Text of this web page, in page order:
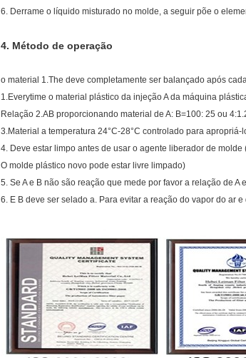
6. Derrame o líquido misturado no molde, a seguir põe o
4. Método de operação
o material 1.The deve completamente ser balançado após
1.Everytime o material plástico da injeção A da máquina
Relação 2.AB proporcionando material de A: B=100: 25 ou
3.Material a temperatura 24°C-28°C controlado para
4. Deve estar limpo antes de usar o agente liberador de molde
O molde plástico novo pode estar livre limpado)
5. Se A e B não são reação que mede por favor a relação de A
6. E B deve ser selado a. Para evitar a reação do vapor do ar